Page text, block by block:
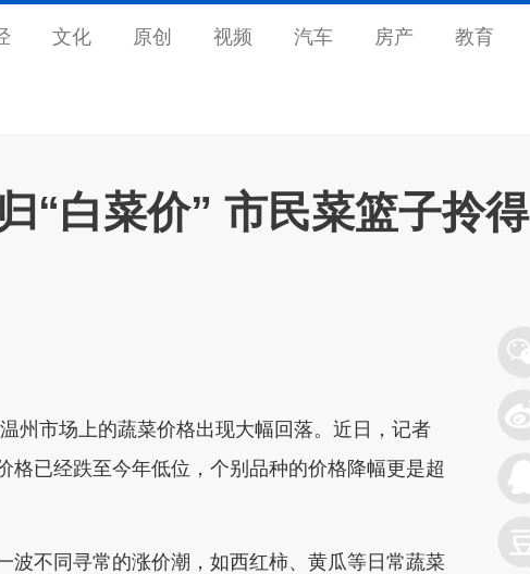
文化 原创 视频 汽车 房产 教育
“白菜价” 市民菜篮子拎得
市场上的蔬菜价格出现大幅回落。近日，记者
格已经跌至今年低位，个别品种的价格降幅更是超
不同寻常的涨价潮，如西红柿、黄瓜等日常蔬菜